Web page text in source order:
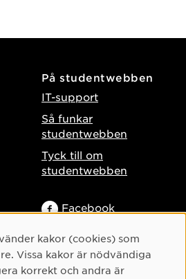
På studentwebben
IT-support
Så funkar
studentwebben
Tyck till om
studentwebben
Facebook
TikTok
kakor (cookies) som
Vissa kakor är nödvändiga
korrekt och andra är